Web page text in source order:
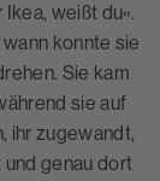
weißt du«.
konnte sie
Sie kam
sie auf
ihr zugewandt,
genau dort